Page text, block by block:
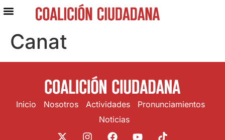
Canat
Inicio Nosotros Actividades
Pronunciamientos
Noticias